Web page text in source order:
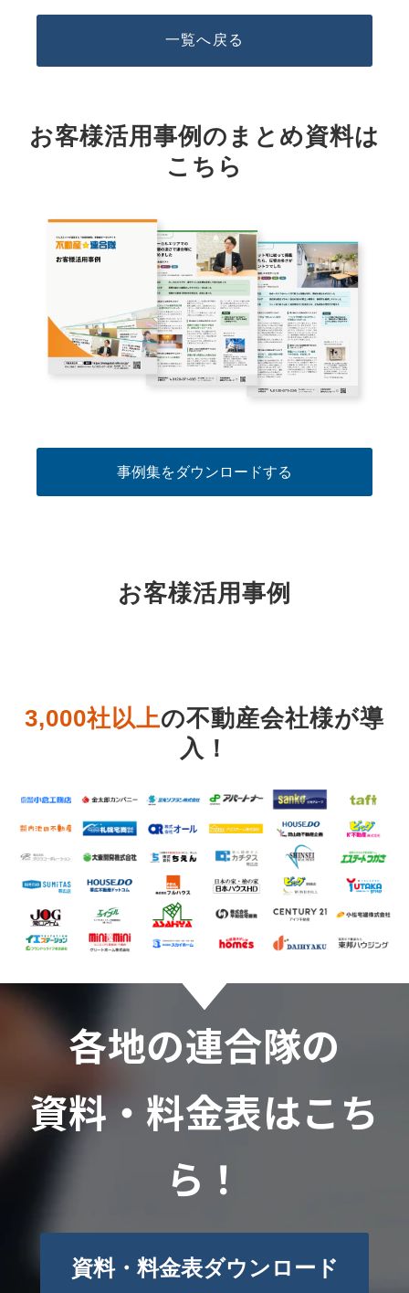
一覧へ戻る
お客様活用事例のまとめ資料は
こちら
事例集をダウンロードする
お客様活用事例
3,000社以上の不動産会社様が導
入 ！
各地の連合隊の
資料・料金表はこち
ら！
資料・料金表ダウンロード